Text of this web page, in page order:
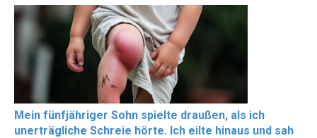
Mein fünfjähriger Sohn spielte draußen, als ich
unerträgliche Schreie hörte. Ich eilte hinaus und sah